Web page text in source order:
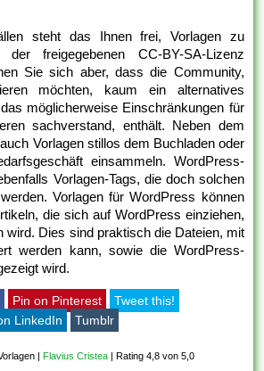
steht das Ihnen frei, Vorlagen zu
freigegebenen CC-BY-SA-Lizenz
Sie sich aber, dass die Community,
möchten, kaum ein alternatives
möglicherweise Einschränkungen für
sachverstand, enthält. Neben dem
Vorlagen stillos dem Buchladen oder
einsammeln. WordPress-
Vorlagen-Tags, die doch solchen
Vorlagen für WordPress können
die sich auf WordPress einziehen,
wird. Dies sind praktisch die Dateien, mit
werden kann, sowie die WordPress-
wird.
Pin on Pinterest
Tweet this!
LinkedIn Tumblr
| Flavius Cristea |Rating 4,8 von 5,0